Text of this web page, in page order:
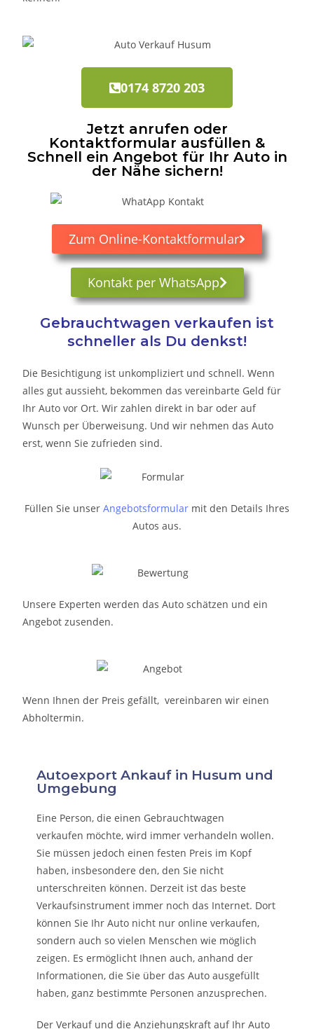
0174 8720 203
Jetzt anrufen oder
Kontaktformular ausfüllen &
Schnell ein Angebot für Ihr Auto in
der Nähe sichern!
Zum Online-Kontaktformular
Kontakt per WhatsApp
Gebrauchtwagen verkaufen ist
schneller als Du denkst!
Die Besichtigung ist unkompliziert und schnell. Wenn
alles gut aussieht, bekommen das vereinbarte Geld für
Ihr Auto vor Ort. Wir zahlen direkt in bar oder auf
Wunsch per Überweisung. Und wir nehmen das Auto
erst, wenn Sie zufrieden sind.
Füllen Sie unser Angebotsformular mit den Details Ihres
Autos aus.
Unsere Experten werden das Auto schätzen und ein
Angebot zusenden.
Wenn Ihnen der Preis gefällt, vereinbaren wir einen
Abholtermin.
Autoexport Ankauf in Husum und
Umgebung
Eine Person, die einen Gebrauchtwagen
verkaufen möchte, wird immer verhandeln wollen.
Sie müssen jedoch einen festen Preis im Kopf
haben, insbesondere den, den Sie nicht
unterschreiten können. Derzeit ist das beste
Verkaufsinstrument immer noch das Internet. Dort
können Sie Ihr Auto nicht nur online verkaufen,
sondern auch so vielen Menschen wie möglich
zeigen. Es ermöglicht Ihnen auch, anhand der
Informationen, die Sie über das Auto ausgefüllt
haben, ganz bestimmte Personen anzusprechen.
Der Verkauf und die Anziehungskraft auf Ihr Auto